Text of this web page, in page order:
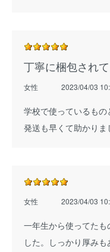
丁寧に梱包され
女性 2023/04/03
学校で使っているもの
発送も早くて助かり
女性 2023/04/03
一年生から使ってた
した。しっかり厚みも